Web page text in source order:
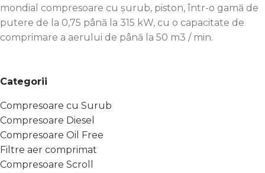
mondial compresoare cu șurub, piston, într-o gamă de
putere de la 0,75 până la 315 kW, cu o capacitate de
comprimare a aerului de până la 50 m3 / min.
Categorii
Compresoare cu Surub
Compresoare Diesel
Compresoare Oil Free
Filtre aer comprimat
Compresoare Scroll